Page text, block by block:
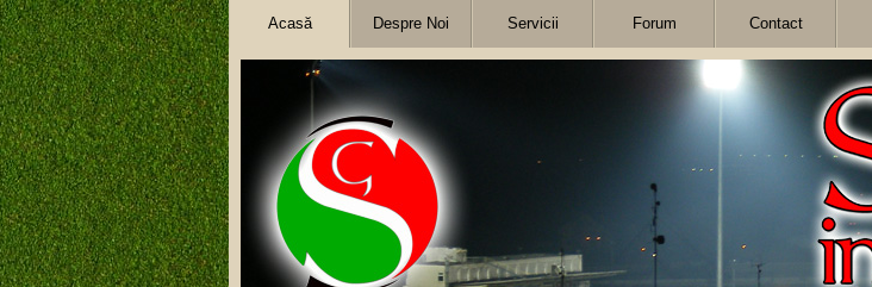
Acasă Despre Noi Servicii Forum Contact